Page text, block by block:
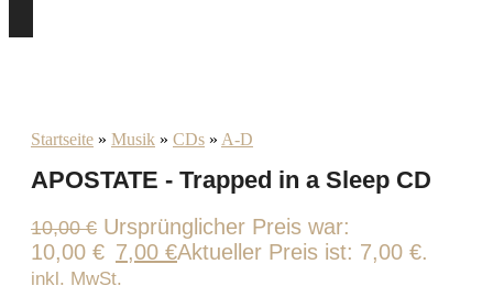
Startseite » Musik » CDs » A-D
APOSTATE - Trapped in a Sleep CD
10,00€ Ursprünglicher Preis war:
10,00 € 7,00 €Aktueller Preis ist: 7,00 €.
inkl. MwSt.